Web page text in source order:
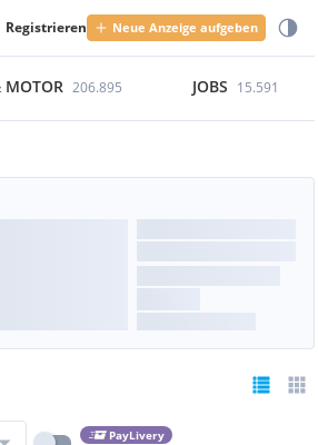
Registrieren Neue Anzeige aufgeben
MOTOR 206.895 JOBS 15.591
PayLivery